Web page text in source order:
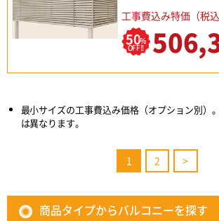
工事費込み特価（税込
50%
OFF!!
最小サイズの工事費込み価格（オプション別）
は異なります。
1 2 >
商品タイプからバルコニーを探す